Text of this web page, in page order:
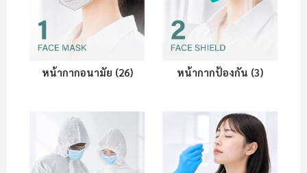
หน้ากากอนามัย (26) หน้ากากป้องกัน (3)